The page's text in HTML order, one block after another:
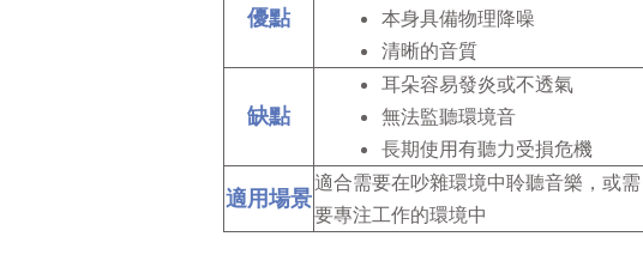
優點
本身具備物理降噪
清晰的音質
缺點
耳朵容易發炎或不透氣
無法監聽環境音
長期使用有聽力受損危機
適用場景
適合需要在吵雜環境中聆聽音樂，或需
要專注工作的環境中